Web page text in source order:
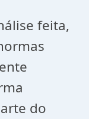
feita,
do